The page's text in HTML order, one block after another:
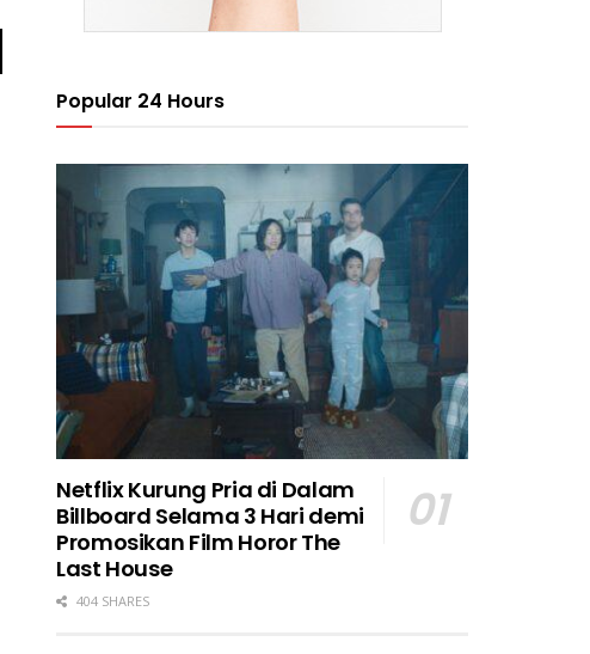
Popular 24 Hours
Netflix Kurung Pria di Dalam
Billboard Selama 3 Hari demi
Promosikan Film Horor The
Last House
404 SHARES